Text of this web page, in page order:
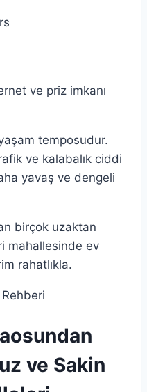
ve priz imkanı
temposudur.
ve kalabalık ciddi
yavaş ve dengeli
birçok uzaktan
mahallesinde ev
rahatlıkla.
ve Sakin